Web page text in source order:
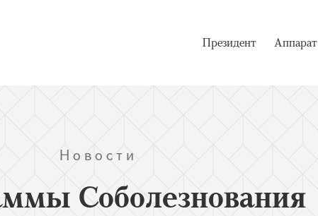
Президент Аппарат
Новости
Соболезнования